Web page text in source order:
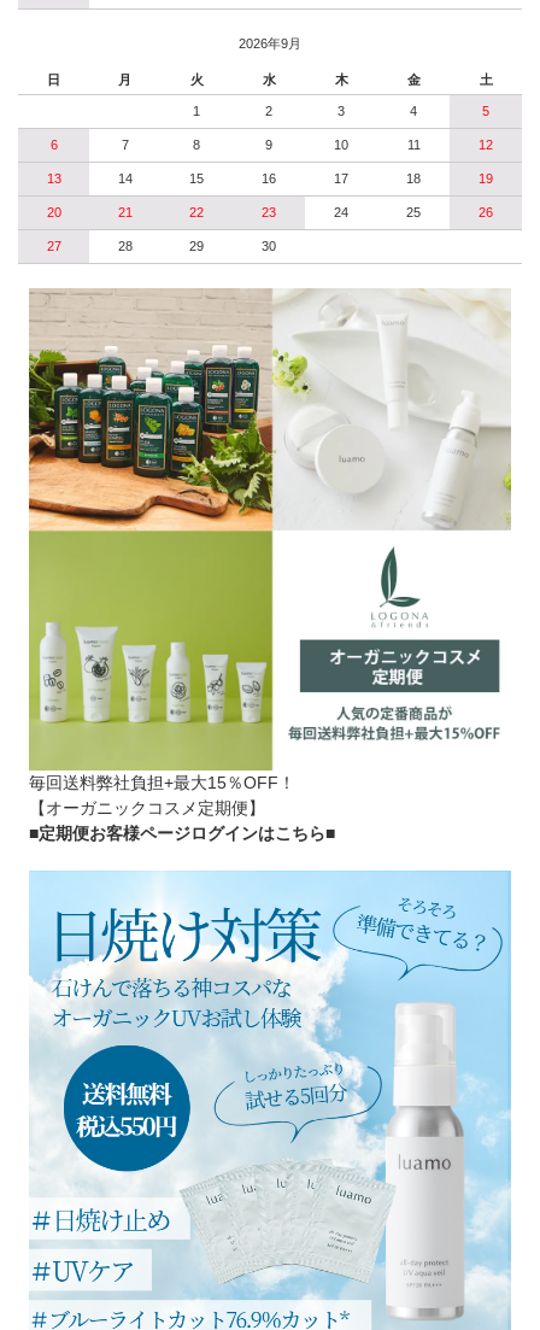
2026年9月
日 月 火 水 木 金 土
1 2 3 4 5
6 7 8 9 10 11 12
13 14 15 16 17 18 19
20 21 22 23 24 25 26
27 28 29 30
毎回送料弊社負担+最大15％OFF！
【オーガニックコスメ定期便】
■定期便お客様ページログインはこちら■